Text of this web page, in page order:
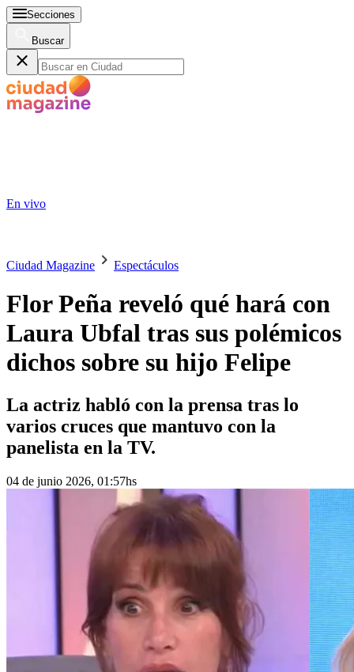
Secciones
Buscar
En vivo
Ciudad Magazine Espectáculos
Flor Peña reveló qué hará con
Laura Ubfal tras sus polémicos
dichos sobre su hijo Felipe
La actriz habló con la prensa tras lo
varios cruces que mantuvo con la
panelista en la TV.
04 de junio 2026, 01:57hs